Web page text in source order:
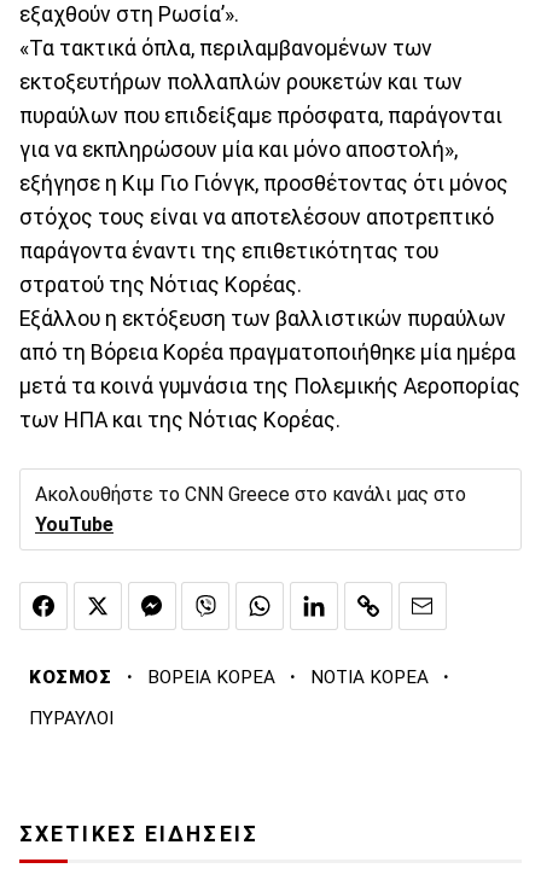
εξαχθούν στη Ρωσία’».
«Τα τακτικά όπλα, περιλαμβανομένων των
εκτοξευτήρων πολλαπλών ρουκετών και των
πυραύλων που επιδείξαμε πρόσφατα, παράγονται
για να εκπληρώσουν μία και μόνο αποστολή»,
εξήγησε η Κιμ Γιο Γιόνγκ, προσθέτοντας ότι μόνος
στόχος τους είναι να αποτελέσουν αποτρεπτικό
παράγοντα έναντι της επιθετικότητας του
στρατού της Νότιας Κορέας.
Εξάλλου η εκτόξευση των βαλλιστικών πυραύλων
από τη Βόρεια Κορέα πραγματοποιήθηκε μία ημέρα
μετά τα κοινά γυμνάσια της Πολεμικής Αεροπορίας
των ΗΠΑ και της Νότιας Κορέας.
Ακολουθήστε το CNN Greece στο κανάλι μας στο
YouTube
ΚΟΣΜΟΣ · ΒΟΡΕΙΑ ΚΟΡΕΑ · ΝΟΤΙΑ ΚΟΡΕΑ ·
ΠΥΡΑΥΛΟΙ
ΣΧΕΤΙΚΕΣ ΕΙΔΗΣΕΙΣ